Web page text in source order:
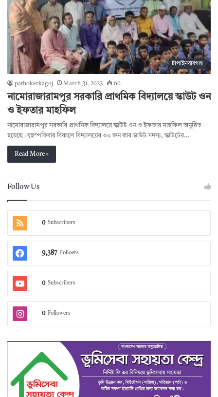
চাঁপাইনবাবগঞ্জ
pathokerkagoj March 31, 2023 60
নামোরাজারামপুর সরকারি প্রাথমিক বিদ্যালয়ে স্কাউট ওন
ও ইফতার মাহফিল
নামোরাজারামপুর সরকারি প্রাথমিক বিদ্যালয়ে স্কাউট ওন ও ইফতার মাহফিল অনুষ্ঠিত
হয়েছে। বৃহস্পতিবার বিকালে বিদ্যালয়ের ৩০ জন কাব স্কাউট সদস্য, স্কাউটের…
Read More »
Follow Us
0 Subscribers
9,387 Folloers
0 Subscribers
0 Followers